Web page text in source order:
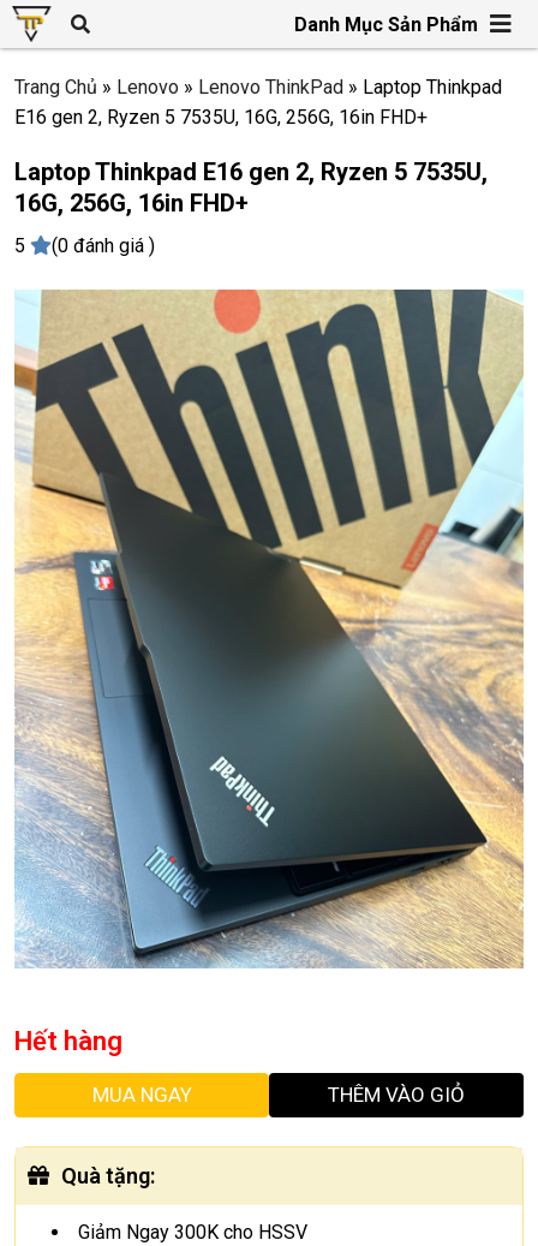
Danh Mục Sản Phẩm
Trang Chủ » Lenovo » Lenovo ThinkPad » Laptop Thinkpad
E16 gen 2, Ryzen 5 7535U, 16G, 256G, 16in FHD+
Laptop Thinkpad E16 gen 2, Ryzen 5 7535U,
16G, 256G, 16in FHD+
5 (0 đánh giá )
Hết hàng
MUA NGAY THÊM VÀO GIỎ
Quà tặng:
Giảm Ngay 300K cho HSSV